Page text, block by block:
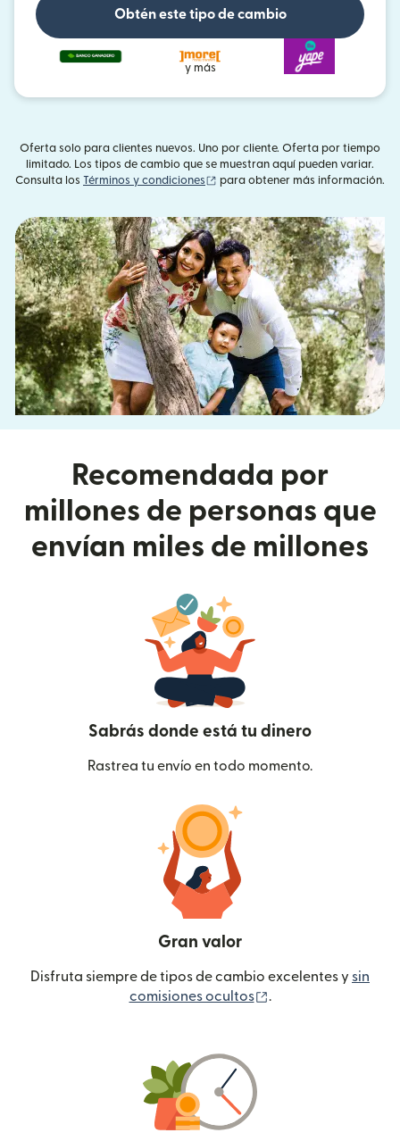
Obtén este tipo de cambio
y más
Oferta solo para clientes nuevos. Uno por cliente. Oferta por tiempo
limitado. Los tipos de cambio que se muestran aquí pueden variar.
Consulta los Términos y condiciones (se abre en una ventana nueva)
para obtener más información.
Recomendada por
millones de personas que
envían miles de millones
Sabrás donde está tu dinero
Rastrea tu envío en todo momento.
Gran valor
Disfruta siempre de tipos de cambio excelentes y sin
comisiones ocultos
.